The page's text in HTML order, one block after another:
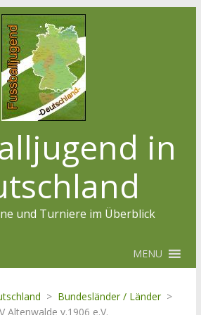
in
und Turniere im Überblick
MENU
> Bundesländer / Länder >
Altenwalde v.1906 e.V.